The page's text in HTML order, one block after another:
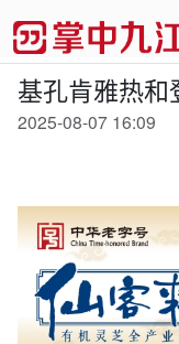
基孔肯雅热和
2025-08-07 16:09